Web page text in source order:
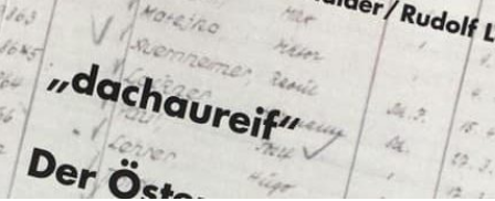
ZEIT-
zeit-geschichte